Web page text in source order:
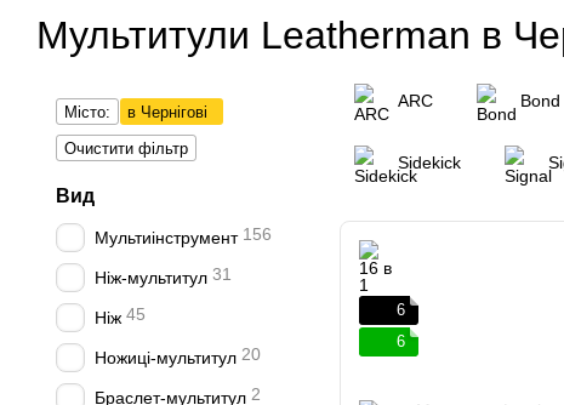
Мультитули Leatherman в
ARC Bond
Sidekick
6
6
Місто:
в Чернігові
Очистити фільтр
Вид
Мультиінструмент 156
Ніж-мультитул 31
Ніж 45
Ножиці-мультитул 20
Браслет-мультитул 2